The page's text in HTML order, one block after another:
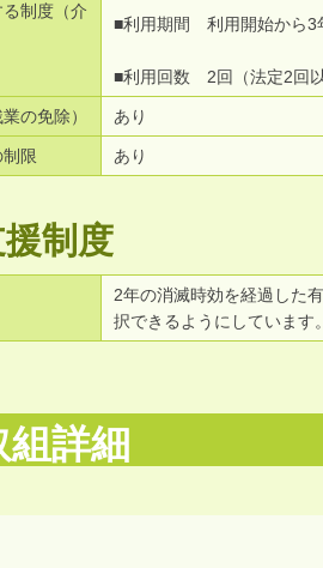
制度（介
■利用期間 利用開始から3
■利用回数 2回（法定2回
の免除） あり
限 あり
制度
2年の消滅時効を経過した
択できるようにしています
詳細